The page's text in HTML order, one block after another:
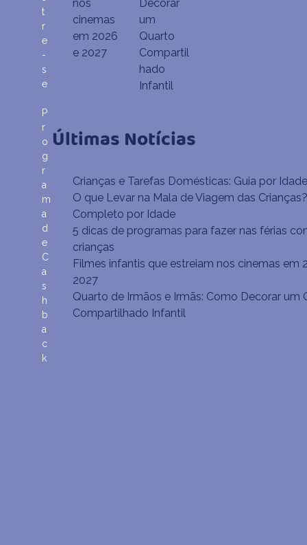
nos
cinemas
em 2026
e 2027
Decorar
um
Quarto
Compartil
hado
Infantil
Últimas Notícias
Crianças e Tarefas Domésticas: Guia por Idade
O que Levar na Mala de Viagem das
Completo por Idade
5 dicas de programas para fazer nas férias
crianças
Filmes infantis que estreiam nos cinemas em
2027
Quarto de Irmãos e Irmãs: Como Decorar um
Compartilhado Infantil
t
r
e
-
s
e
P
r
o
g
r
a
m
a
d
e
C
a
s
h
b
a
c
k